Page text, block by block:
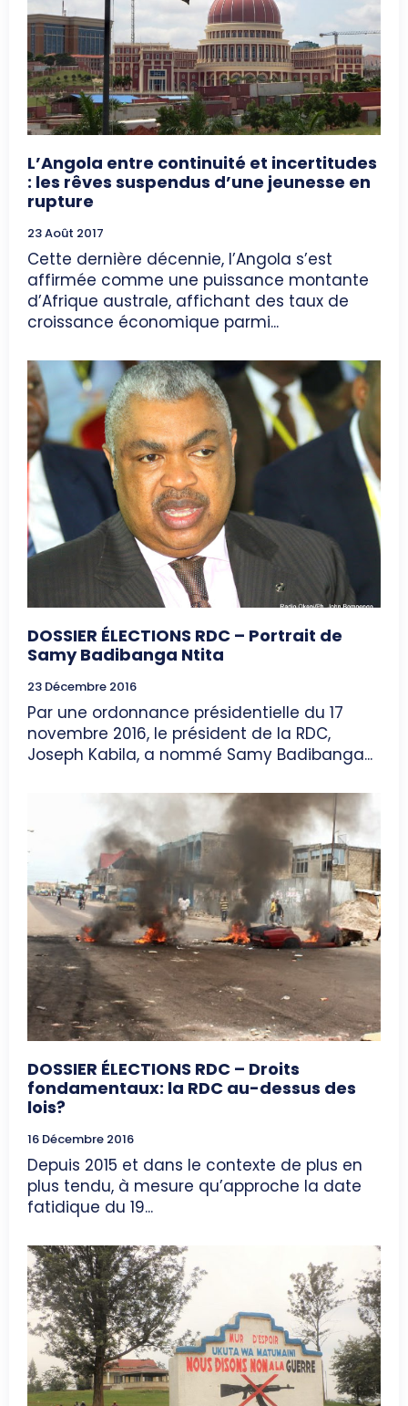
L’Angola entre continuité et incertitudes
: les rêves suspendus d’une jeunesse en
rupture
23 Août 2017
Cette dernière décennie, l’Angola s’est
affirmée comme une puissance montante
d’Afrique australe, affichant des taux de
croissance économique parmi...
DOSSIER ÉLECTIONS RDC – Portrait de
Samy Badibanga Ntita
23 Décembre 2016
Par une ordonnance présidentielle du 17
novembre 2016, le président de la RDC,
Joseph Kabila, a nommé Samy Badibanga...
DOSSIER ÉLECTIONS RDC – Droits
fondamentaux: la RDC au-dessus des
lois?
16 Décembre 2016
Depuis 2015 et dans le contexte de plus en
plus tendu, à mesure qu’approche la date
fatidique du 19...